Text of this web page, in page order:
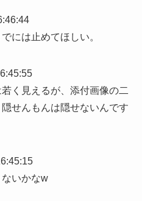
には止めてほしい。
く見えるが、添付画像の二
せんもんは隠せないんです
いかなw